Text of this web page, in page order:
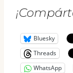
Bluesky
Threads
WhatsApp